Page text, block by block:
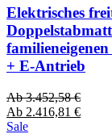
Elektrisches
+ E-Antrieb
Ab3.452,58€
Ab 2.416,81 €
Sale